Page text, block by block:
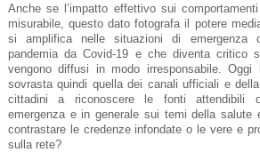
Anche se l’impatto effettivo sui
misurabile, questo dato fotografa il potere
si amplifica nelle situazioni di emergenza
pandemia da Covid-19 e che diventa critico
vengono diffusi in modo irresponsabile.
sovrasta quindi quella dei canali ufficiali e
cittadini a riconoscere le fonti attendibili
emergenza e in generale sui temi della salute
contrastare le credenze infondate o le vere e
sulla rete?